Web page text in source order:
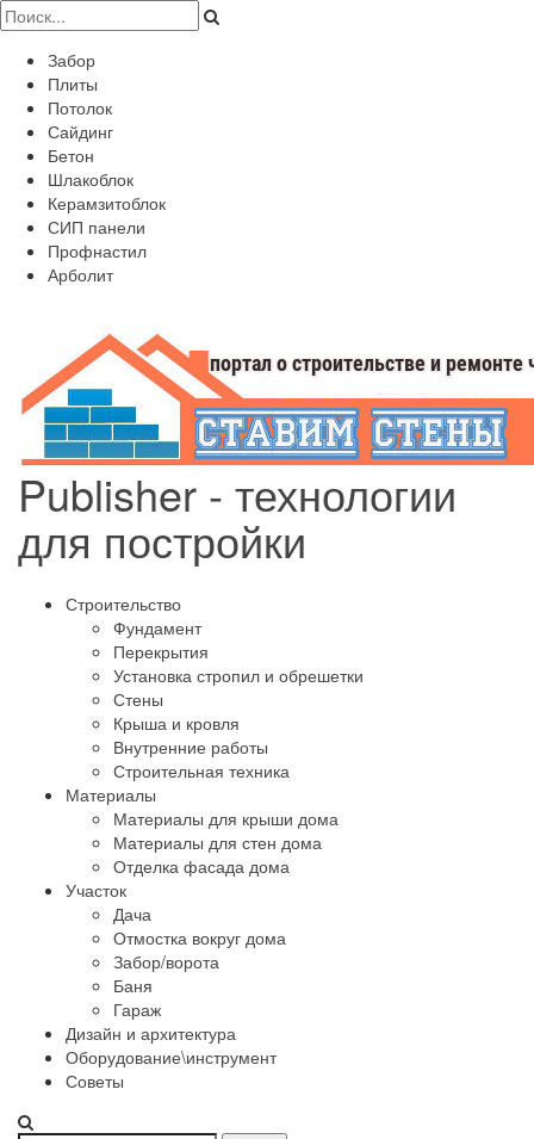
Забор
Плиты
Потолок
Сайдинг
Бетон
Шлакоблок
Керамзитоблок
СИП панели
Профнастил
Арболит
Publisher - технологии
для постройки
Строительство
Фундамент
Перекрытия
Установка стропил и обрешетки
Стены
Крыша и кровля
Внутренние работы
Строительная техника
Материалы
Материалы для крыши дома
Материалы для стен дома
Отделка фасада дома
Участок
Дача
Отмостка вокруг дома
Забор/ворота
Баня
Гараж
Дизайн и архитектура
Оборудование\инструмент
Советы